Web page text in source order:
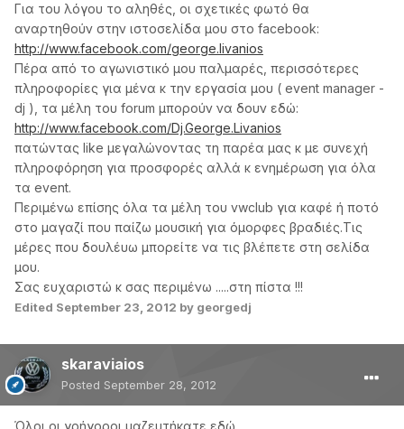
Για του λόγου το αληθές, οι σχετικές φωτό θα
αναρτηθούν στην ιστοσελίδα μου στο facebook:
http://www.facebook.com/george.livanios
Πέρα από το αγωνιστικό μου παλμαρές, περισσότερες
πληροφορίες για μένα κ την εργασία μου ( event manager -
dj ), τα μέλη του forum μπορούν να δουν εδώ:
http://www.facebook.com/Dj.George.Livanios
πατώντας like μεγαλώνοντας τη παρέα μας κ με συνεχή
πληροφόρηση για προσφορές αλλά κ ενημέρωση για όλα
τα event.
Περιμένω επίσης όλα τα μέλη του vwclub για καφέ ή ποτό
στο μαγαζί που παίζω μουσική για όμορφες βραδιές.Τις
μέρες που δουλέυω μπορείτε να τις βλέπετε στη σελίδα
μου.
Σας ευχαριστώ κ σας περιμένω .....στη πίστα !!!
Edited September 23, 2012 by georgedj
skaraviaios
Posted September 28, 2012